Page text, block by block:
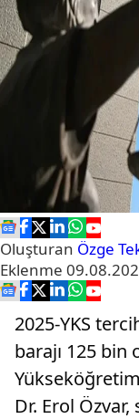
Oluşturan Özge
Eklenme
2025-YKS
barajı 125 bin
Dr. Erol